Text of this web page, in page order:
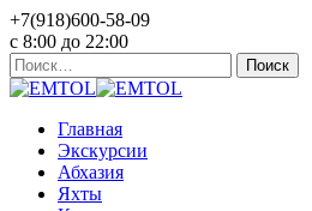
+7(918)600-58-09
c 8:00 до 22:00
Найти:
Главная
Экскурсии
Абхазия
Яхты